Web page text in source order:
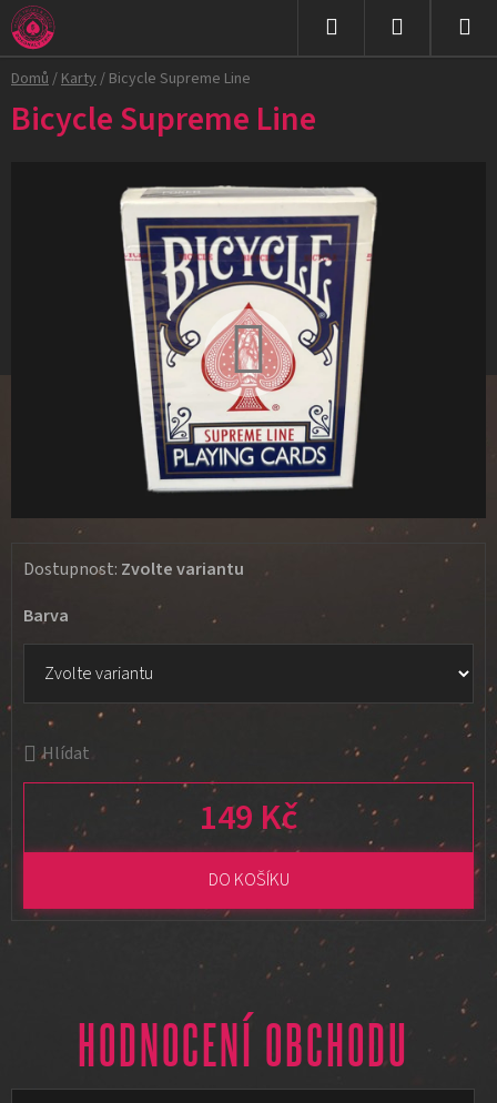
Přejít
na
obsah
Domů/Karty/ Bicycle Supreme Line
Barva
Hlídat
149 Kč
Měrná cena:
DO KOŠÍKU
Dostupnost: Zvolte variantu
Bicycle Supreme Line
HODNOCENÍ OBCHODU